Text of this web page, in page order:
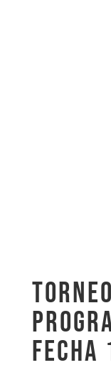
FECHA